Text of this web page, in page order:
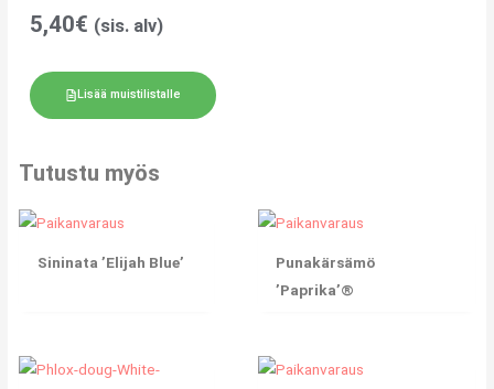
5,40€ (sis. alv)
Lisää muistilistalle
Tutustu myös
Sininata ’Elijah Blue’
Punakärsämö
’Paprika’®